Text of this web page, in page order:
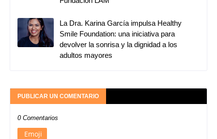
La Dra. Karina García impulsa Healthy
Smile Foundation: una iniciativa para
devolver la sonrisa y la dignidad a los
adultos mayores
PUBLICAR UN COMENTARIO
0 Comentarios
Emoji